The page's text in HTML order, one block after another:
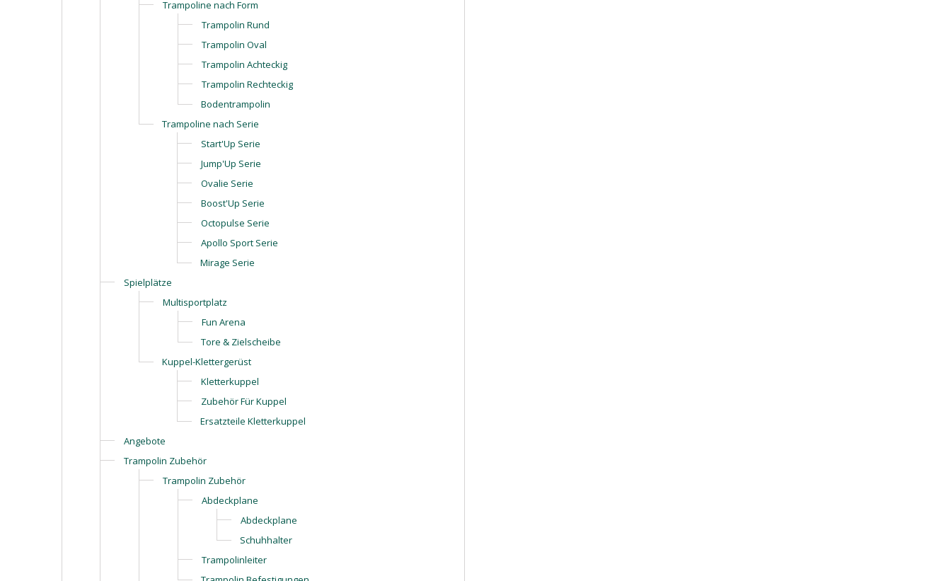
Trampoline nach Form
Trampolin Rund
Trampolin Oval
Trampolin Achteckig
Trampolin Rechteckig
Bodentrampolin
Trampoline nach Serie
Start'Up Serie
Jump'Up Serie
Ovalie Serie
Boost'Up Serie
Octopulse Serie
Apollo Sport Serie
Mirage Serie
Spielplätze
Multisportplatz
Fun Arena
Tore & Zielscheibe
Kuppel-Klettergerüst
Kletterkuppel
Zubehör Für Kuppel
Ersatzteile Kletterkuppel
Angebote
Trampolin Zubehör
Trampolin Zubehör
Abdeckplane
Abdeckplane
Schuhhalter
Trampolinleiter